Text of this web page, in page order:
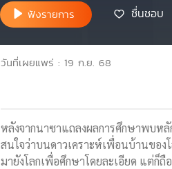
ฟังรายการ ชื่นชอบ
วันที่เผยแพร่ : 19 ก.ย. 68
หลังจากนาซาแถลงผลการศึกษาพบห
สนใจว่าบนดาวเคราะห์เพื่อนบ้านของ
มายังโลกเพื่อศึกษาโดยละเอียด แต่ก็